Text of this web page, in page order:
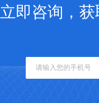
立即咨询，